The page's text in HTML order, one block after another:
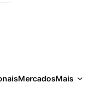
MercadosMais